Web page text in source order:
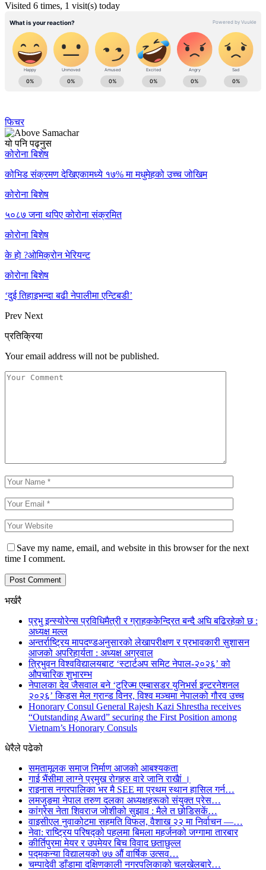
Visited 6 times, 1 visit(s) today
फिचर
यो पनि पढ्नुस
कोरोना बिशेष
कोभिड संक्रमण देखिएकामध्ये १७% मा मधुमेहको उच्च जोखिम
कोरोना बिशेष
५०८७ जना थपिए कोरोना संक्रमित
कोरोना बिशेष
के हाे ?ओमिक्रोन भेरियन्ट
कोरोना बिशेष
‘दुई तिहाइभन्दा बढी नेपालीमा एन्टिबडी’
Prev Next
प्रतिक्रिया
Your email address will not be published.
Save my name, email, and website in this browser for the next
time I comment.
भर्खरै
प्रभु इन्स्योरेन्स प्रविधिमैत्री र ग्राहककेन्द्रित बन्दै अघि बढिरहेको छ :
अध्यक्ष मल्ल
अन्तर्राष्ट्रिय मापदण्डअनुसारको लेखापरीक्षण र प्रभावकारी सुशासन
आजको अपरिहार्यता : अध्यक्ष अग्रवाल
त्रिभुवन विश्वविद्यालयबाट ‘स्टार्टअप समिट नेपाल-२०२६’ को
औपचारिक शुभारम्भ
नेपालका देव जैसवाल बने ‘टुरिज्म एम्बासडर युनिभर्स इन्टरनेशनल
२०२६’ किड्स मेल ग्रान्ड विनर, विश्व मञ्चमा नेपालको गौरव उच्च
Honorary Consul General Rajesh Kazi Shrestha receives
“Outstanding Award” securing the First Position among
Vietnam’s Honorary Consuls
धेरैले पढेको
समतामूलक समाज निर्माण आजको आबश्यकता
गाई भैंसीमा लाग्ने प्रमुख रोगहरु वारे जानि राखैां ।
राइनास नगरपालिका भर मै SEE मा प्रथम स्थान हासिल गर्न…
लमजुङमा नेपाल तरुण दलका अध्यक्षहरूको संयुक्त प्रेस…
कांग्रेस नेता शिवराज जोशीको सुझाव : मैले त छोडिसकें…
वाइसीएल नुवाकोटमा सहमति विफल, वैशाख २२ मा निर्वाचन —…
नेवा: राष्ट्रिय परिषद्को पहलमा बिमला महर्जनको जग्गामा तारबार
कीर्तिपुरमा मेयर र उपमेयर बिच विवाद छताछुल्ल
पद्मकन्या विद्यालयको ७७ औं ‌‌वार्षिक ‌उत्सव…
चम्पादेवी डाँडामा दक्षिणकाली नगरपलिकाको चलखेलबारे…